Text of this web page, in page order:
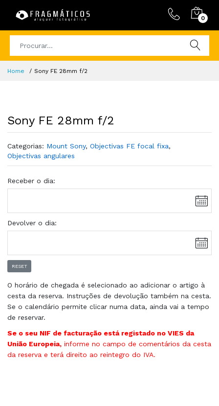
0
Home Sony FE 28mm f/2
Sony FE 28mm f/2
Categorias: Mount Sony, Objectivas FE focal fixa,
Objectivas angulares
Receber o dia:
Devolver o dia:
RESET
O horário de chegada é selecionado ao adicionar o artigo à
cesta da reserva. Instruções de devolução também na cesta.
Se o calendário permite clicar numa data, ainda vai a tempo
de reservar.
Se o seu NIF de facturação está registado no VIES da
União Europeia, informe no campo de comentários da cesta
da reserva e terá direito ao reintegro do IVA.